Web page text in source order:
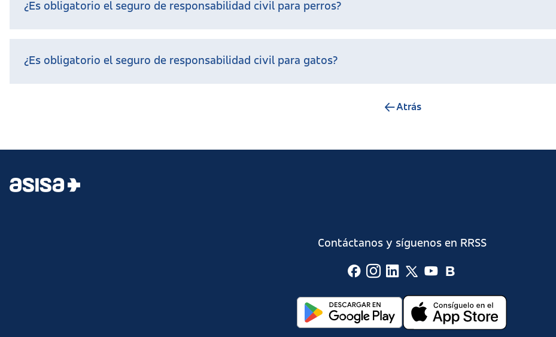
¿Es obligatorio el seguro de responsabilidad civil para perros?
¿Es obligatorio el seguro de responsabilidad civil para gatos​?
Atrás
Contáctanos y síguenos en RRSS